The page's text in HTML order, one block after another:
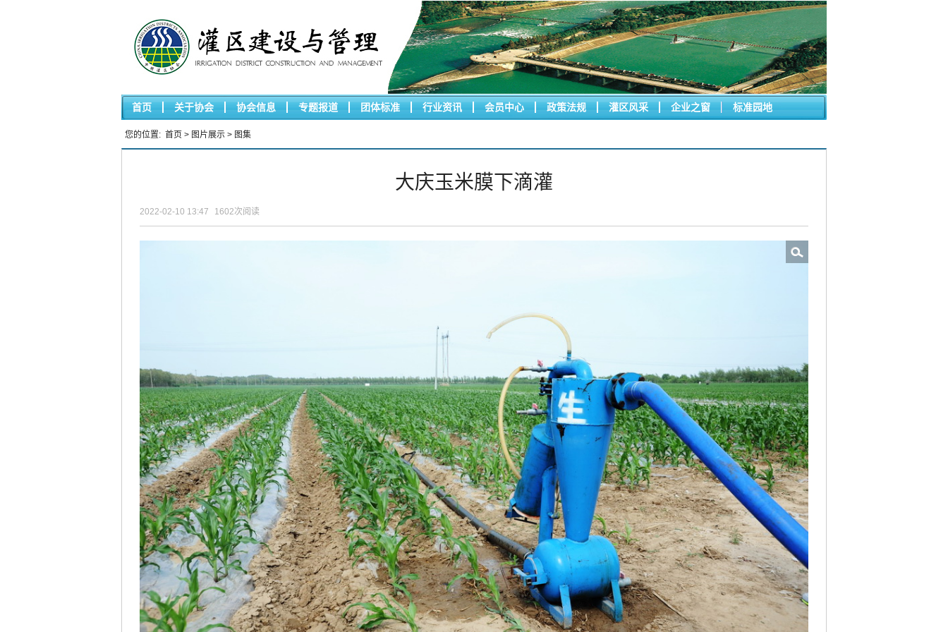
首页 关于协会 协会信息 专题报道 团体标准 行业资讯 会员中心 政策法规 灌区风采 企业之窗 标准园地
您的位置: 首页 > 图片展示 > 图集
大庆玉米膜下滴灌
2022-02-10 13:47 1602次阅读